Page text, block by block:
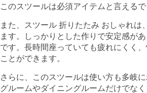
このスツールは必須アイテムと言える
また、スツール 折りたたみ おしゃれは
ます。しっかりとした作りで安定感が
です。長時間座っていても疲れにくく
ことができます。
さらに、このスツールは使い方も多岐
グルームやダイニングルームだけでな